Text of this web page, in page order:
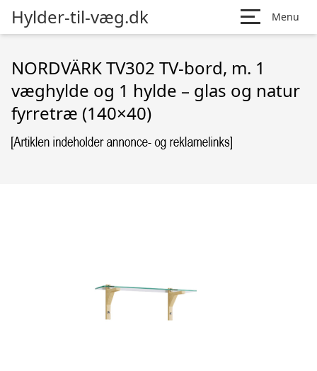
Hylder-til-væg.dk Menu
NORDVÄRK TV302 TV-bord, m. 1
væghylde og 1 hylde – glas og natur
fyrretræ (140×40)